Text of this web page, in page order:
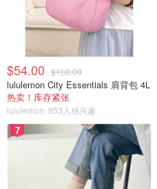
$54.00 $108.00
lululemon City Essentials 肩背包 4L
热卖！库存紧张
lululemon 953人感兴趣
7